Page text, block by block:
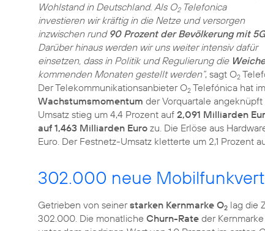
Wohlstand in Deutschland. Als O2Telefonica
investieren wir kräftig in die Netze und versorgen
inzwischen rund 90 Prozent der Bevölkerung mit 5G
Darüber hinaus werden wir uns weiter intensiv dafür
einsetzen, dass in Politik und Regulierung die
kommenden Monaten gestellt werden“, sagt O2
Der Telekommunikationsanbieter O2 Telefónica hat
Wachstumsmomentum der Vorquartale
Umsatz stieg um 4,4 Prozent auf 2,091 Milliarden
auf 1,463 Milliarden Euro zu. Die Erlöse aus
Euro. Der Festnetz-Umsatz kletterte um 2,1 Prozent
302.000 neue
Getrieben von seinerstarken Kernmarke O2 lag die
302.000. Die monatliche Churn-Rate der